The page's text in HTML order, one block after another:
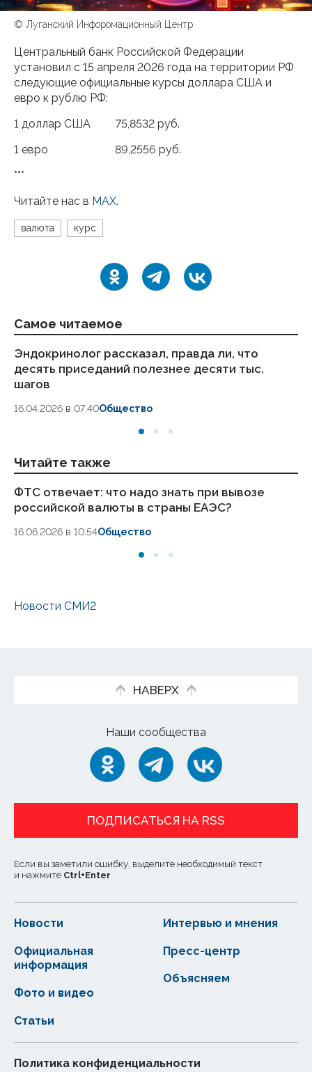
© Луганский Инфоромационный Центр
Центральный банк Российской Федерации
установил с 15 апреля 2026 года на территории РФ
следующие официальные курсы доллара США и
евро к рублю РФ:
1 доллар США 75,8532 руб.
1 евро 89,2556 руб.
***
Читайте нас в MAX.
валюта курс
Самое читаемое
Эндокринолог рассказал, правда ли, что
десять приседаний полезнее десяти тыс.
шагов
16.04.2026 в 07:40Общество
Читайте также
ФТС отвечает: что надо знать при вывозе
российской валюты в страны ЕАЭС?
16.06.2026 в 10:54Общество
Новости СМИ2
НАВЕРХ
Наши сообщества
ПОДПИСАТЬСЯ НА RSS
Если вы заметили ошибку, выделите необходимый текст
и нажмите Ctrl+Enter
Новости
Статьи
Официальная
информация
Интервью и мнения
Фото и видео
Пресс-центр
Объясняем
Политика конфиденциальности